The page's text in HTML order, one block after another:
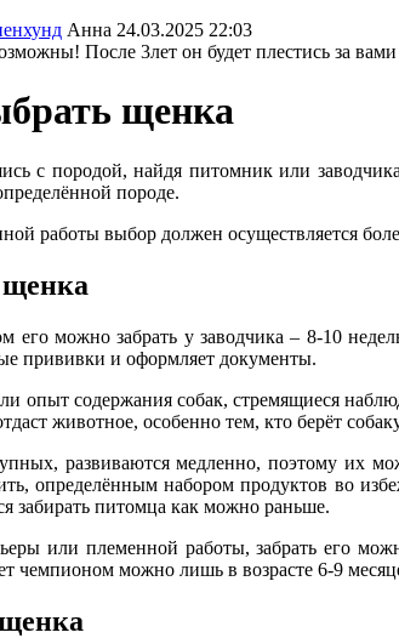
Анна 24.03.2025 22:03
После 3лет он будет плестись за
щенка
с породой, найдя питомник или
породе.
работы выбор должен осуществляется
щенка
можно забрать у заводчика – 8-10
прививки и оформляет документы.
опыт содержания собак, стремящиеся
животное, особенно тем, кто берёт
развиваются медленно, поэтому их
определённым набором продуктов во
забирать питомца как можно раньше.
или племенной работы, забрать его
чемпионом можно лишь в возрасте 6-9